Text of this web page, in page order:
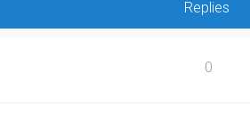
Replies
0